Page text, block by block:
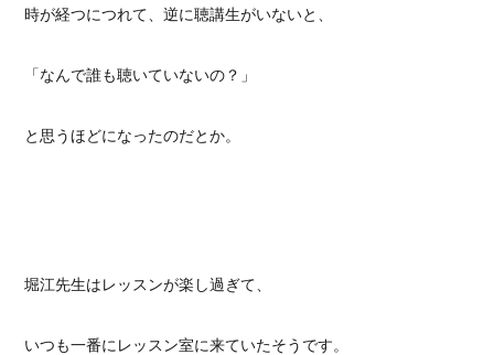
時が経つにつれて、逆に聴講生がいないと、
「なんで誰も聴いていないの？」
と思うほどになったのだとか。
堀江先生はレッスンが楽し過ぎて、
いつも一番にレッスン室に来ていたそうです。